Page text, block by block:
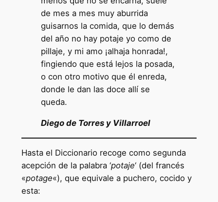
de mes a mes muy aburrida
guisarnos la comida, que lo demás
del año no hay potaje yo como de
pillaje, y mi amo ¡alhaja honrada!,
fingiendo que está lejos la posada,
o con otro motivo que él enreda,
donde le dan las doce allí se
queda.
Diego de Torres y Villarroel
Hasta el Diccionario recoge como segunda
acepción de la palabra ‘potaje‘ (del francés
«potage«), que equivale a puchero, cocido y
esta: